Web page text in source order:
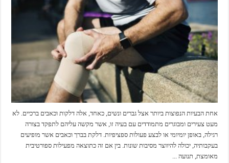
אחת הבעיות הנפוצות ביותר אצל גברים ונשים, כאחד, אלה דלקות וכאבים ברכיים. לא
מעט צעירים ומבוגרים מתמודדים עם בעיה זו, אשר מקשה עליהם לתפקד בצורה
רגילה, באופן יומיומי או לבצע פעולות ספציפיות. דלקת בברך וכאבים אשר מופיעים
בעקבותיה, יכולה להיווצר מסיבות שונות. בין אם זה כתוצאה מפעילות ספורטיבית
מאומצת, תנועה ...